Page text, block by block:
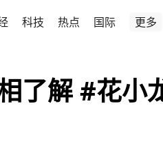
科技 热点 国际 更多
了解 #花小